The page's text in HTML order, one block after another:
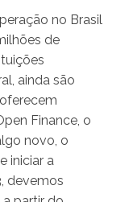
no Brasil
de
ainda são
Finance, o
novo, o
iniciar a
devemos